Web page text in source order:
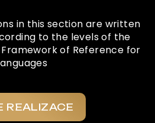
in this section are written
to the levels of the
of Reference for
REALIZACE